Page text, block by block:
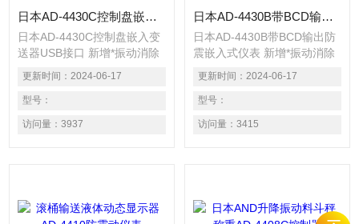
日本AD-4430C控制盘嵌入变送器USB接口
日本AD-4430C控制盘嵌入变
送器USB接口 新增*振动消除
功能（HPDF），用户体验功
能更丰富，*兼容AD-4401。
高性能的检重/配料控制显示
器. 适合配料, 失重配料, 检重,
静态称重等应用. 共有八种模
更新时间： 2024-06-17
型号：
访问量： 3937
日本AD-4430B带BCD输出防震嵌入式仪表
日本AD-4430B带BCD输出防
震嵌入式仪表 新增*振动消除
功能（HPDF），用户体验功
能更丰富，*兼容AD-4401。
高性能的检重/配料控制显示
器. 适合配料, 失重配料, 检重,
静态称重等应用. 共有八种模
更新时间： 2024-06-17
型号：
访问量： 3415